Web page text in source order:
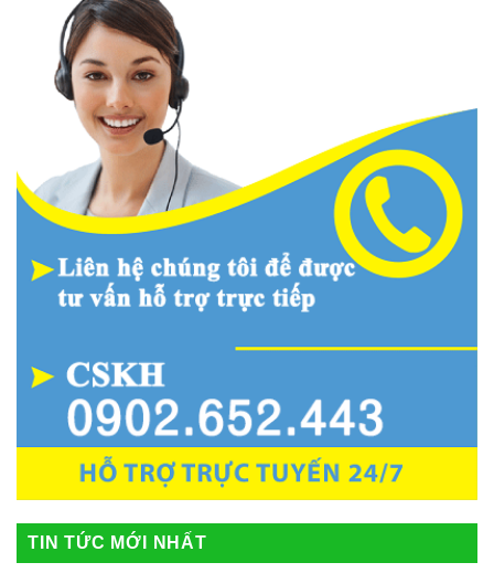
TIN TỨC MỚI NHẤT